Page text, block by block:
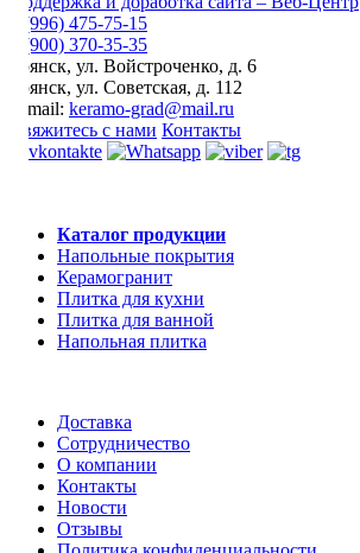
8 (996) 475-75-15
8 (900) 370-35-35
Брянск, ул. Войстроченко, д. 6
Брянск, ул. Советская, д. 112
E-mail: keramo-grad@mail.ru
Свяжитесь с нами Контакты
Каталог продукции
Напольные покрытия
Керамогранит
Плитка для кухни
Плитка для ванной
Напольная плитка
Доставка
Сотрудничество
О компании
Контакты
Новости
Отзывы